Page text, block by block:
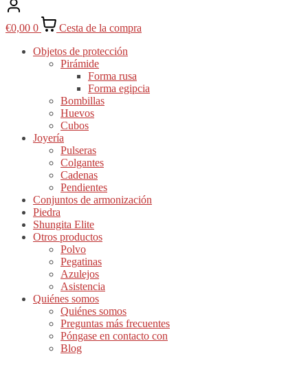
€0,00 0
Cesta de la compra
Objetos de protección
Pirámide
Forma rusa
Forma egipcia
Bombillas
Huevos
Cubos
Joyería
Pulseras
Colgantes
Cadenas
Pendientes
Conjuntos de armonización
Piedra
Shungita Elite
Otros productos
Polvo
Pegatinas
Azulejos
Asistencia
Quiénes somos
Quiénes somos
Preguntas más frecuentes
Póngase en contacto con
Blog